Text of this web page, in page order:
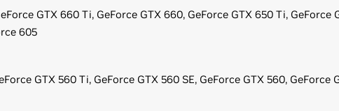
GTX 660 Ti, GeForce GTX 660, GeForce GTX 650 Ti, GeForce
605
GTX 560 Ti, GeForce GTX 560 SE, GeForce GTX 560, GeForce